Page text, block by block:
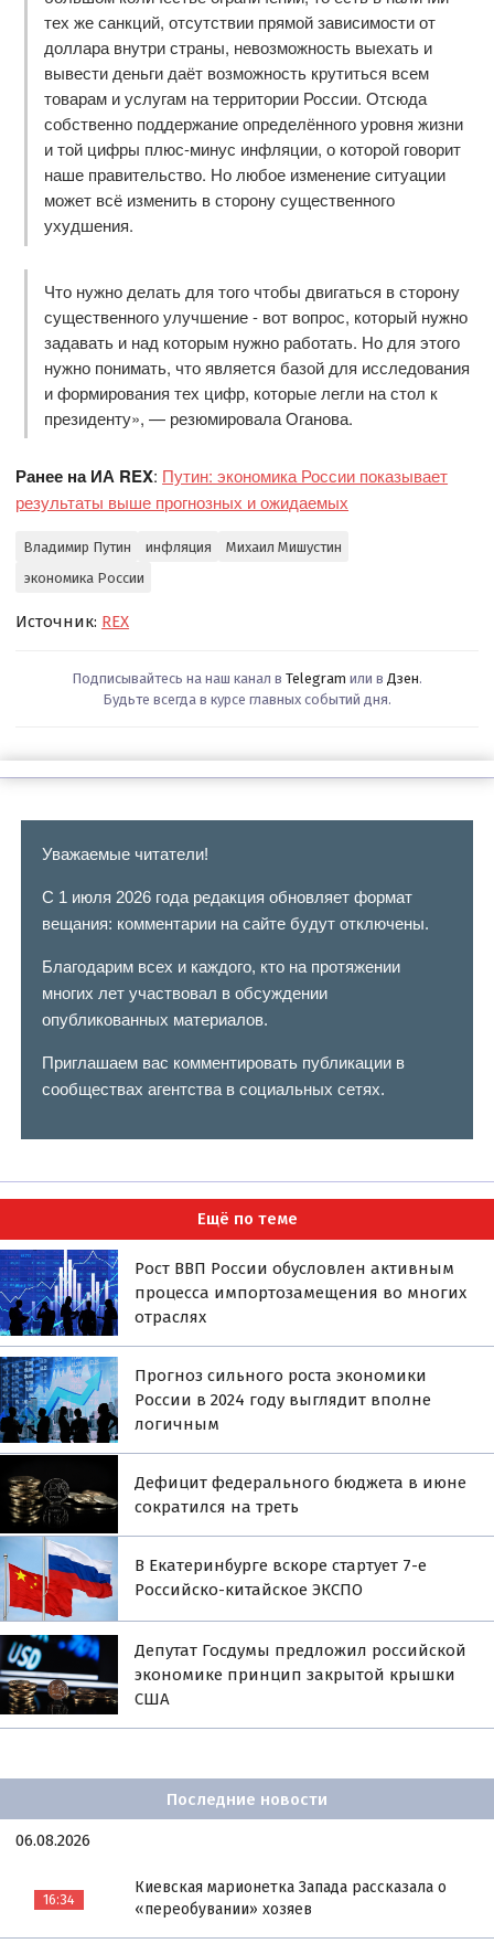
тех же санкций, отсутствии прямой зависимости от
доллара внутри страны, невозможность выехать и
вывести деньги даёт возможность крутиться всем
товарам и услугам на территории России. Отсюда
собственно поддержание определённого уровня жизни
и той цифры плюс-минус инфляции, о которой говорит
наше правительство. Но любое изменение ситуации
может всё изменить в сторону существенного
ухудшения.
Что нужно делать для того чтобы двигаться в сторону
существенного улучшение - вот вопрос, который нужно
задавать и над которым нужно работать. Но для этого
нужно понимать, что является базой для исследования
и формирования тех цифр, которые легли на стол к
президенту», — резюмировала Оганова.
Ранее на ИА REX: Путин: экономика России показывает
результаты выше прогнозных и ожидаемых
Владимир Путин инфляция
Михаил Мишустин
экономика России
Источник: REX
Подписывайтесь на наш канал в Telegram или в Дзен.
Будьте всегда в курсе главных событий дня.
Уважаемые читатели!
С 1 июля 2026 года редакция обновляет формат
вещания: комментарии на сайте будут отключены.
Благодарим всех и каждого, кто на протяжении
многих лет участвовал в обсуждении
опубликованных материалов.
Приглашаем вас комментировать публикации в
сообществах агентства в социальных сетях.
Ещё по теме
Рост ВВП России обусловлен активным
процесса импортозамещения во многих
отраслях
Прогноз сильного роста экономики
России в 2024 году выглядит вполне
логичным
Дефицит федерального бюджета в июне
сократился на треть
В Екатеринбурге вскоре стартует 7-е
Российско-китайское ЭКСПО
Депутат Госдумы предложил российской
экономике принцип закрытой крышки
США
Последние новости
06.08.2026
16:34
Киевская марионетка Запада рассказала о
«переобувании» хозяев